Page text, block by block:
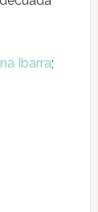
Ibarra;